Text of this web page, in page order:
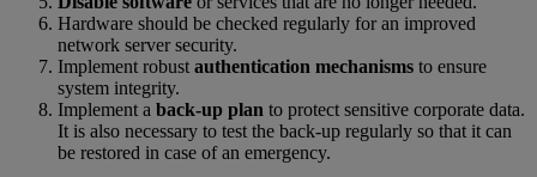
Hardware should be checked regularly for an improved
network server security.
Implement robust authentication mechanisms to ensure
system integrity.
Implement a back-up plan to protect sensitive corporate data.
It is also necessary to test the back-up regularly so that it can
be restored in case of an emergency.